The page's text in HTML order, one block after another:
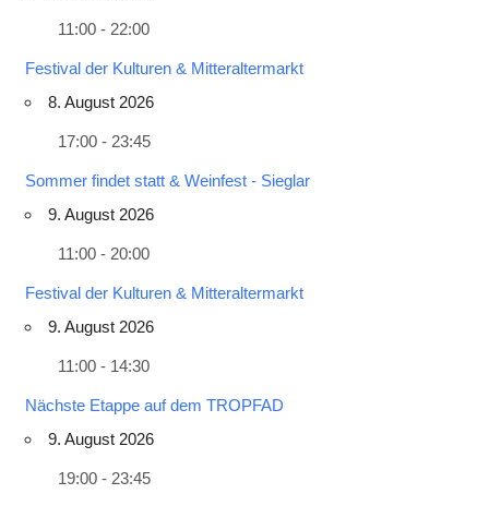
11:00 - 22:00
Festival der Kulturen & Mitteraltermarkt
8. August 2026
17:00 - 23:45
Sommer findet statt & Weinfest - Sieglar
9. August 2026
11:00 - 20:00
Festival der Kulturen & Mitteraltermarkt
9. August 2026
11:00 - 14:30
Nächste Etappe auf dem TROPFAD
9. August 2026
19:00 - 23:45